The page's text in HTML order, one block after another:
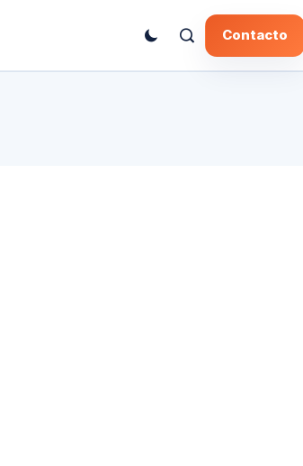
Contacto